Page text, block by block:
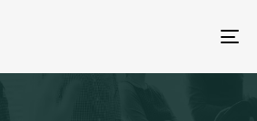
ト
グ